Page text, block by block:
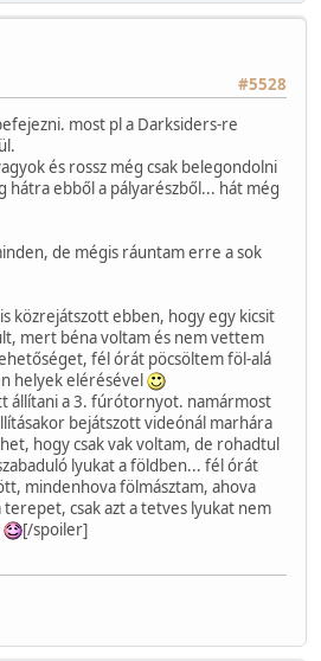
#5528
most pl a Darksiders-re
és rossz még csak belegondolni
hátra ebből a pályarészből... hát még
de mégis ráuntam erre a sok
közrejátszott ebben, hogy egy kicsit
mert béna voltam és nem vettem
fél órát pöcsöltem föl-alá
helyek elérésével
állítani a 3. fúrótornyot. namármost
bejátszott videónál marhára
hogy csak vak voltam, de rohadtul
lyukat a földben... fél órát
mindenhova fölmásztam, ahova
csak azt a tetves lyukat nem
[/spoiler]